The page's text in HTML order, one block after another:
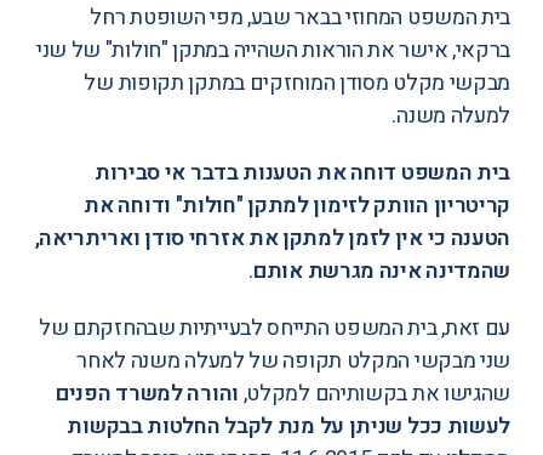
בית המשפט המחוזי בבאר שבע, מפי השופטת רחל
ברקאי, אישר את הוראות השהייה במתקן "חולות" של שני
מבקשי מקלט מסודן המוחזקים במתקן תקופות של
למעלה משנה.
בית המשפט דוחה את הטענות בדבר אי סבירות
קריטריון הוותק לזימון למתקן "חולות" ודוחה את
הטענה כי אין לזמן למתקן את אזרחי סודן ואריתריאה,
שהמדינה אינה מגרשת אותם.
עם זאת, בית המשפט התייחס לבעייתיות שבהחזקתם של
שני מבקשי המקלט תקופה של למעלה משנה לאחר
שהגישו את בקשותיהם למקלט,והורה למשרד הפנים
לעשות ככל שניתן על מנת לקבל החלטות בבקשות